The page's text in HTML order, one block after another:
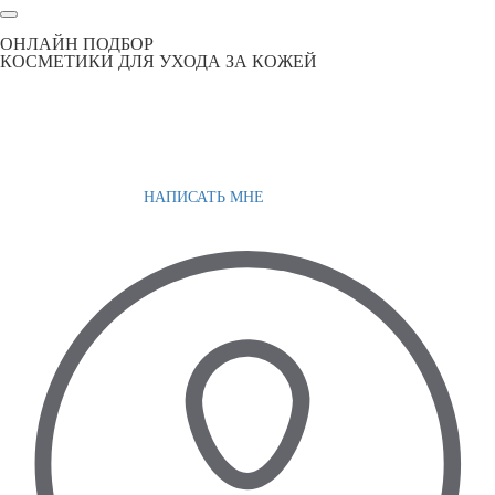
ОНЛАЙН ПОДБОР
КОСМЕТИКИ ДЛЯ УХОДА ЗА КОЖЕЙ
НАПИСАТЬ МНЕ